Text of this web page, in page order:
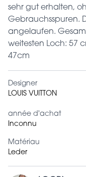
sehr gut erhalten,
Gebrauchsspuren.
angelaufen.
weitesten Loch: 57
47cm
Designer
LOUIS VUITTON
année d'achat
Inconnu
Matériau
Leder